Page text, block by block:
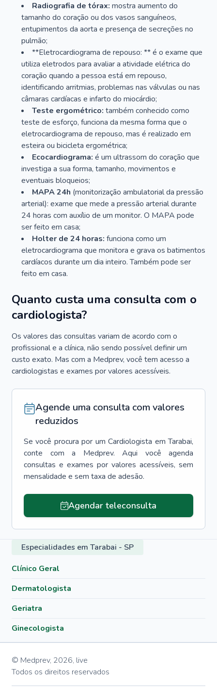
Radiografia de tórax: mostra aumento do
tamanho do coração ou dos vasos sanguíneos,
entupimentos da aorta e presença de secreções no
pulmão;
**Eletrocardiograma de repouso: ** é o exame que
utiliza eletrodos para avaliar a atividade elétrica do
coração quando a pessoa está em repouso,
identificando arritmias, problemas nas válvulas ou nas
câmaras cardíacas e infarto do miocárdio;
Teste ergométrico: também conhecido como
teste de esforço, funciona da mesma forma que o
eletrocardiograma de repouso, mas é realizado em
esteira ou bicicleta ergométrica;
Ecocardiograma: é um ultrassom do coração que
investiga a sua forma, tamanho, movimentos e
eventuais bloqueios;
MAPA 24h (monitorização ambulatorial da pressão
arterial): exame que mede a pressão arterial durante
24 horas com auxílio de um monitor. O MAPA pode
ser feito em casa;
Holter de 24 horas: funciona como um
eletrocardiograma que monitora e grava os batimentos
cardíacos durante um dia inteiro. Também pode ser
feito em casa.
Quanto custa uma consulta com o
cardiologista?
Os valores das consultas variam de acordo com o
profissional e a clínica, não sendo possível definir um
custo exato. Mas com a Medprev, você tem acesso a
cardiologistas e exames por valores acessíveis.
Agende uma consulta com valores
reduzidos
Se você procura por um Cardiologista em Tarabai,
conte com a Medprev. Aqui você agenda
consultas e exames por valores acessíveis, sem
mensalidade e sem taxa de adesão.
Agendar teleconsulta
Especialidades em Tarabai - SP
Clínico Geral
Dermatologista
Geriatra
Ginecologista
© Medprev, 2026, live
Todos os direitos reservados